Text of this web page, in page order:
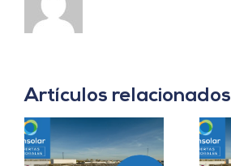
Artículos relacionados